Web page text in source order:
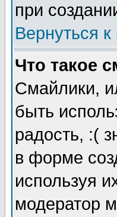
при
Вернуться к
Что такое
Смайлики,
быть
радость, :(
в форме
используя
модератор